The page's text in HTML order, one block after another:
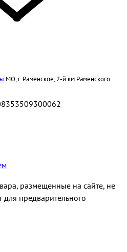
МО, г. Раменское, 2-й км Раменского
размещенные на сайте, не
для предварительного